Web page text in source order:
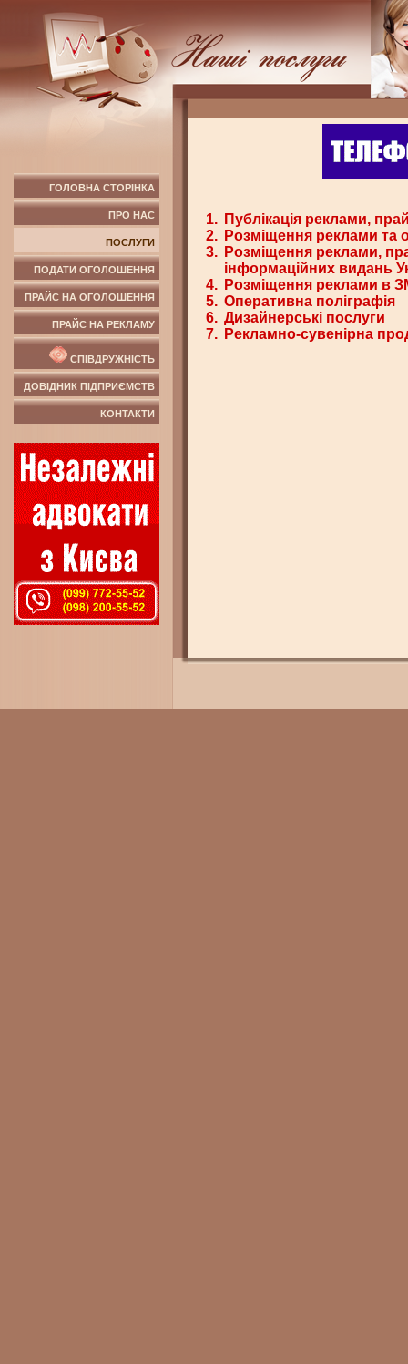
ГОЛОВНА СТОРІНКА
ПРО НАС
ПОСЛУГИ
ПОДАТИ ОГОЛОШЕННЯ
ПРАЙС НА ОГОЛОШЕННЯ
ПРАЙС НА РЕКЛАМУ
СПІВДРУЖНІСТЬ
ДОВІДНИК ПІДПРИЄМСТВ
КОНТАКТИ
1. Публікація реклами,
2. Розміщення реклами та
3. Розміщення реклами,
інформаційних видань
4. Розміщення реклами в
5. Оперативна поліграфія
6. Дизайнерські послуги
7. Рекламно-сувенірна